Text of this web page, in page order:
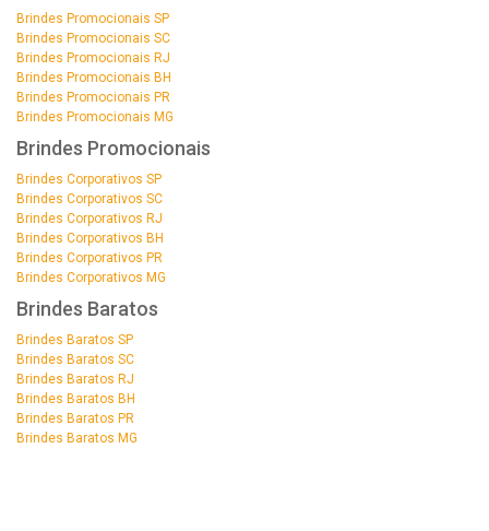
Brindes Promocionais SP
Brindes Promocionais SC
Brindes Promocionais RJ
Brindes Promocionais BH
Brindes Promocionais PR
Brindes Promocionais MG
Brindes Promocionais
Brindes Corporativos SP
Brindes Corporativos SC
Brindes Corporativos RJ
Brindes Corporativos BH
Brindes Corporativos PR
Brindes Corporativos MG
Brindes Baratos
Brindes Baratos SP
Brindes Baratos SC
Brindes Baratos RJ
Brindes Baratos BH
Brindes Baratos PR
Brindes Baratos MG